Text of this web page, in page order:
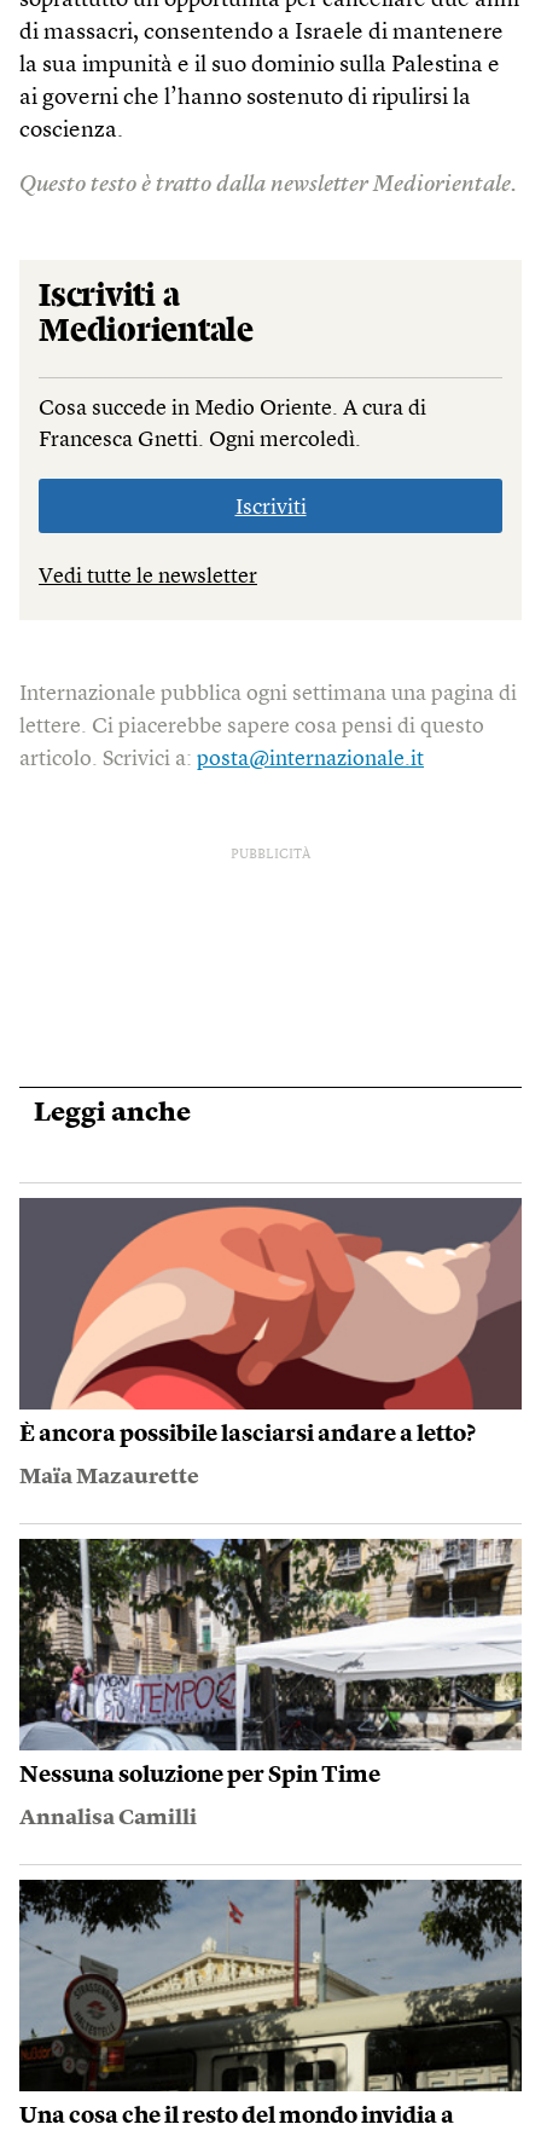
di massacri, consentendo a Israele di mantenere
la sua impunità e il suo dominio sulla Palestina e
ai governi che l’hanno sostenuto di ripulirsi la
coscienza.
Questo testo è tratto dalla newsletter Mediorientale.
Iscriviti a
Mediorientale
Cosa succede in Medio Oriente. A cura di
Francesca Gnetti. Ogni mercoledì.
Iscriviti
Vedi tutte le newsletter
Internazionale pubblica ogni settimana una pagina di
lettere. Ci piacerebbe sapere cosa pensi di questo
articolo. Scrivici a: posta@internazionale.it
PUBBLICITÀ
Leggi anche
È ancora possibile lasciarsi andare a letto?
Maïa Mazaurette
Nessuna soluzione per Spin Time
Annalisa Camilli
Una cosa che il resto del mondo invidia a